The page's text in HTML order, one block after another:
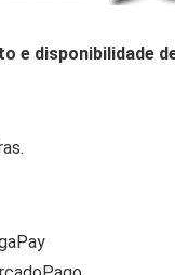
e disponibilidade